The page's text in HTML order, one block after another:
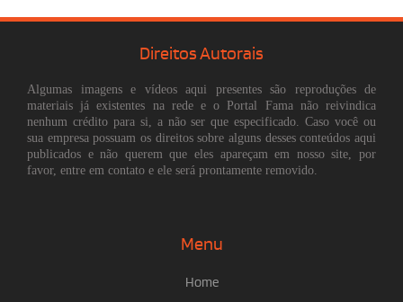
Direitos Autorais
Algumas imagens e vídeos aqui presentes são reproduções de
materiais já existentes na rede e o Portal Fama não reivindica
nenhum crédito para si, a não ser que especificado. Caso você ou
sua empresa possuam os direitos sobre alguns desses conteúdos aqui
publicados e não querem que eles apareçam em nosso site, por
favor, entre em contato e ele será prontamente removido.
Menu
Home